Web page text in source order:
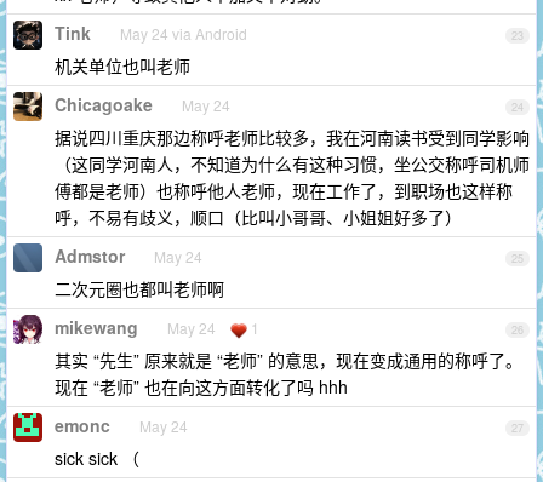
23
Tink May 24 via Android
机关单位也叫老师
24
Chicagoake May 24
据说四川重庆那边称呼老师比较多，我在河南读书受到同学影响
（这同学河南人，不知道为什么有这种习惯，坐公交称呼司机师
傅都是老师）也称呼他人老师，现在工作了，到职场也这样称
呼，不易有歧义，顺口（比叫小哥哥、小姐姐好多了）
25
Admstor May 24
二次元圈也都叫老师啊
26
mikewang May 24 1
其实 “先生” 原来就是 “老师” 的意思，现在变成通用的称呼了。
现在 “老师” 也在向这方面转化了吗 hhh
27
emonc May 24
sick sick （